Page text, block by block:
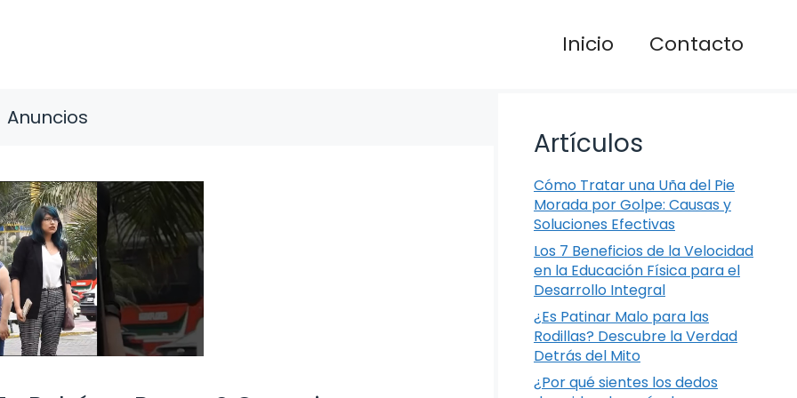
Inicio Contacto
Anuncios
Artículos
Cómo Tratar una Uña del Pie
Morada por Golpe: Causas y
Soluciones Efectivas
Los 7 Beneficios de la Velocidad
en la Educación Física para el
Desarrollo Integral
¿Es Patinar Malo para las
Rodillas? Descubre la Verdad
Detrás del Mito
¿Por qué sientes los dedos